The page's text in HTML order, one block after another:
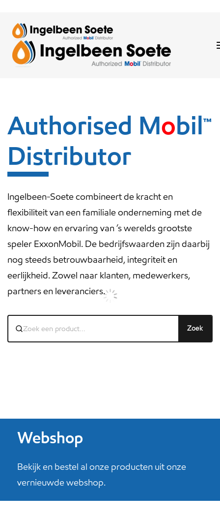
links
content
Authorised Mobil™
Distributor
Ingelbeen-Soete combineert de kracht en
flexibiliteit van een familiale onderneming met de
know-how en ervaring van ’s werelds grootste
speler ExxonMobil. De bedrijfswaarden zijn daarbij
nog steeds betrouwbaarheid, integriteit en
eerlijkheid. Zowel naar klanten, medewerkers,
partners en leveranciers.
Zoek
Webshop
Bekijk en bestel al onze producten uit onze
vernieuwde webshop.